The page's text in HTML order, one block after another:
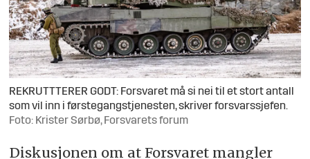
REKRUTTTERER GODT: Forsvaret må si nei til et stort antall
som vil inn i førstegangstjenesten, skriver forsvarssjefen.
Foto: Krister Sørbø, Forsvarets forum
Diskusjonen om at Forsvaret mangler